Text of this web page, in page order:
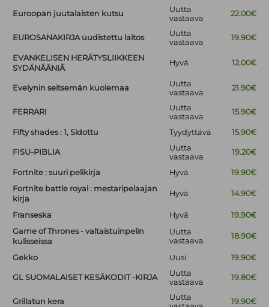
Euroopan juutalaisten kutsu
Uutta
vastaava
22.00€
EUROSANAKIRJA uudistettu laitos
Uutta
vastaava
19.90€
EVANKELISEN HERÄTYSLIIKKEEN
SYDÄNÄÄNIÄ
Hyvä 12.00€
Evelynin seitsemän kuolemaa
Uutta
vastaava
21.90€
FERRARI
Uutta
vastaava
15.90€
Fifty shades : 1, Sidottu Tyydyttävä 15.90€
FISU-PIBLIA
Uutta
vastaava
19.20€
Fortnite : suuri pelikirja Hyvä
19.90€
Fortnite battle royal : mestaripelaajan
kirja
Hyvä 14.90€
Franseska Hyvä
19.90€
Game of Thrones - valtaistuinpelin
kulisseissa
Uutta
vastaava
18.90€
Gekko Uusi 19.90€
GL SUOMALAISET KESÄKODIT -KIRJA
Uutta
vastaava
19.80€
Grillatun kera
Uutta
19.90€